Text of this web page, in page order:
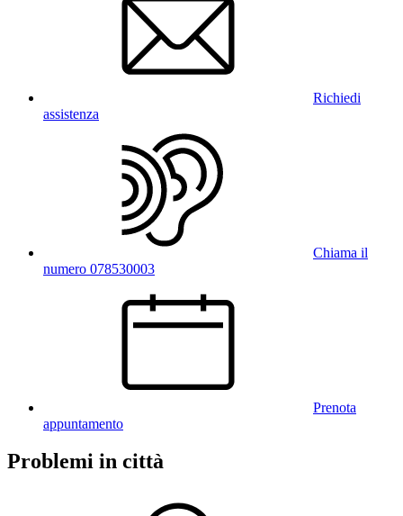
Richiedi
assistenza
Chiama il
numero 078530003
Prenota
appuntamento
Problemi in città